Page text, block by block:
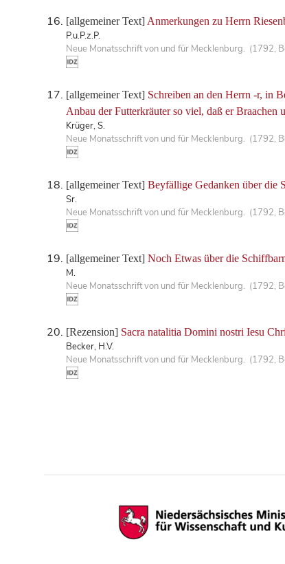
[allgemeiner Text] Anmerkungen zu Herrn
P.u.P.z.P.
Neue Monatsschrift von und für Mecklenburg. (1792,
[allgemeiner Text] Schreiben an den Herrn -r, in
Anbau der Futterkräuter so viel, daß er Braachen
Krüger, S.
Neue Monatsschrift von und für Mecklenburg. (1792,
[allgemeiner Text] Beyfällige Gedanken über die
Sr.
Neue Monatsschrift von und für Mecklenburg. (1792,
[allgemeiner Text] Noch Etwas über die
M.
Neue Monatsschrift von und für Mecklenburg. (1792,
[Rezension] Sacra natalitia Domini nostri Iesu
Becker, H.V.
Neue Monatsschrift von und für Mecklenburg. (1792,